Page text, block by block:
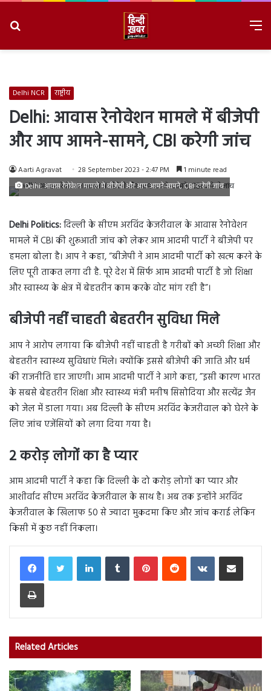
Delhi NCR राष्ट्रीय
Delhi: आवास रेनोवेशन मामले में बीजेपी
और आप आमने-सामने, CBI करेगी जांच
Aarti Agravat 28 September 2023 - 2:47 PM 1 minute read
Delhi: आवास रेनोवेशन मामले में बीजेपी और आप आमने-सामने, CBI करेगी जांच
Delhi Politics:दिल्ली के सीएम अरविंद केजरीवाल के आवास रेनोवेशन
मामले में CBI की शुरूआती जांच को लेकर आम आदमी पार्टी ने बीजेपी पर
हमला बोला है। आप ने कहा, “बीजेपी ने आम आदमी पार्टी को खत्म करने के
लिए पूरी ताकत लगा दी है. पूरे देश में सिर्फ आम आदमी पार्टी है जो शिक्षा
और स्वास्थ्य के क्षेत्र में बेहतरीन काम करके वोट मांग रही है”।
बीजेपी नहीं चाहती बेहतरीन सुविधा मिले
आप ने आरोप लगाया कि बीजेपी नहीं चाहती है गरीबों को अच्छी शिक्षा और
बेहतरीन स्वास्थ्य सुविधाएं मिले। क्योंकि इससे बीजेपी की जाति और धर्म
की राजनीति हार जाएगी। आम आदमी पार्टी ने आगे कहा, ”इसी कारण भारत
के सबसे बेहतरीन शिक्षा और स्वास्थ्य मंत्री मनीष सिसोदिया और सत्येंद्र जैन
को जेल में डाला गया। अब दिल्ली के सीएम अरविंद केजरीवाल को घेरने के
लिए जांच एजेंसियों को लगा दिया गया है।
2 करोड़ लोगों का है प्यार
आम आदमी पार्टी ने कहा कि दिल्ली के दो करोड़ लोगों का प्यार और
आशीर्वाद सीएम अरविंद केजरीवाल के साथ है। अब तक इन्होंने अरविंद
केजरीवाल के खिलाफ 50 से ज्यादा मुकदमा किए और जांच कराई लेकिन
किसी में कुछ नहीं निकला।
LinkedInTumblr PinterestReddit VKontakteShare via Email
Print
Related Articles